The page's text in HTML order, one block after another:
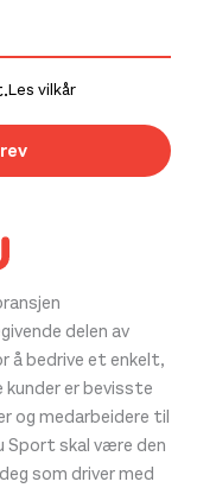
delen av
å bedrive et enkelt,
kunder er bevisste
og medarbeidere til
skal være den
som driver med
Les vilkår